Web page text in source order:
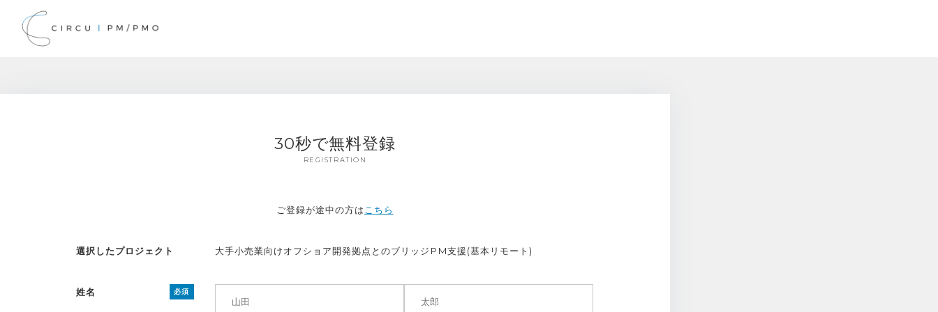
30秒で無料登録
REGISTRATION
ご登録が途中の方は こちら
選択したプロジェクト 大手小売業向けオフショア開発拠点とのブリッジPM支援(基本リモート)
姓名 必須